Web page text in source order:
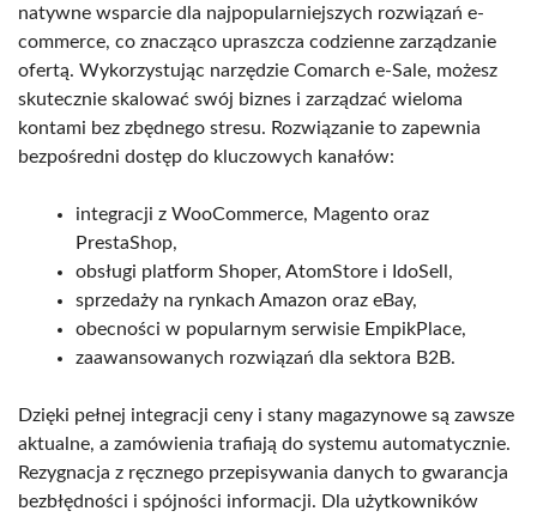
natywne wsparcie dla najpopularniejszych rozwiązań e-
commerce, co znacząco upraszcza codzienne zarządzanie
ofertą. Wykorzystując narzędzie Comarch e-Sale, możesz
skutecznie skalować swój biznes i zarządzać wieloma
kontami bez zbędnego stresu. Rozwiązanie to zapewnia
bezpośredni dostęp do kluczowych kanałów:
integracji z WooCommerce, Magento oraz
PrestaShop,
obsługi platform Shoper, AtomStore i IdoSell,
sprzedaży na rynkach Amazon oraz eBay,
obecności w popularnym serwisie EmpikPlace,
zaawansowanych rozwiązań dla sektora B2B.
Dzięki pełnej integracji ceny i stany magazynowe są zawsze
aktualne, a zamówienia trafiają do systemu automatycznie.
Rezygnacja z ręcznego przepisywania danych to gwarancja
bezbłędności i spójności informacji. Dla użytkowników